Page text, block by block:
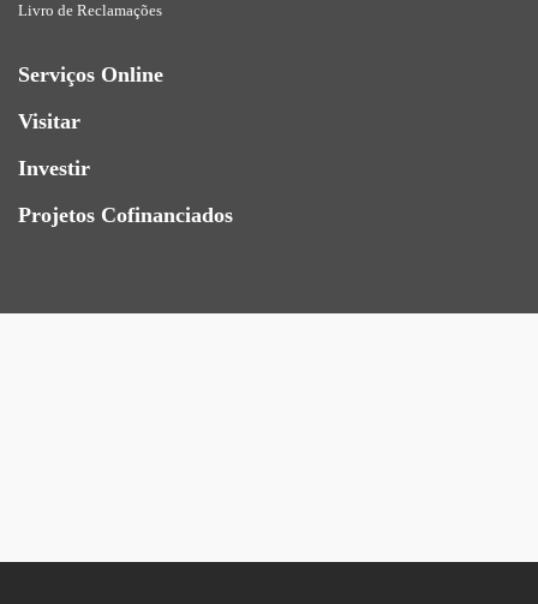
Livro de Reclamações
Serviços Online
Visitar
Investir
Projetos Cofinanciados